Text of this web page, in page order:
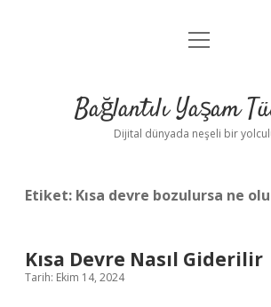
Anasayfa
Yasal Uyarı
menüyü
Bağlantılı Yaşam
Dijital dünyada neşeli bir
Etiket: Kısa devre bozulursa ne
Kısa Devre Nasıl Giderilir
Tarih: Ekim 14, 2024